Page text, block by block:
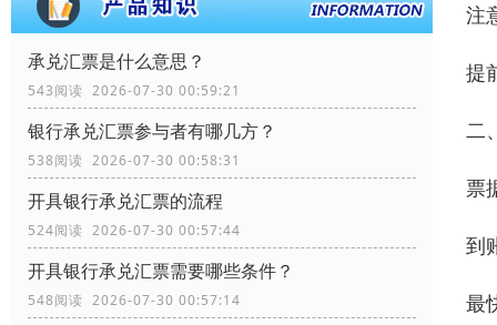
承兑汇票是什么意思？
543阅读 2026-07-30 00:59:21
银行承兑汇票参与者有哪几方？
538阅读 2026-07-30 00:58:31
开具银行承兑汇票的流程
524阅读 2026-07-30 00:57:44
开具银行承兑汇票需要哪些条件？
548阅读 2026-07-30 00:57:14
注
提
二
票
到
最